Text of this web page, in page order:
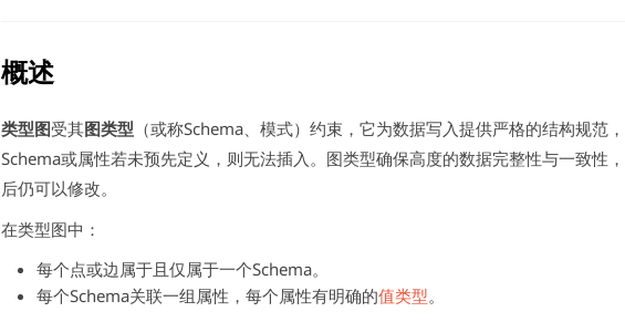
概述
类型图受其图类型 （或称Schema、模式）约束，它为数据写入提供严格的结构规范
Schema或属性若未预先定义，则无法插入。图类型确保高度的数据完整性与一致性
后仍可以修改。
在类型图中：
每个点或边属于且仅属于一个Schema。
每个Schema关联一组属性，每个属性有明确的值类型。